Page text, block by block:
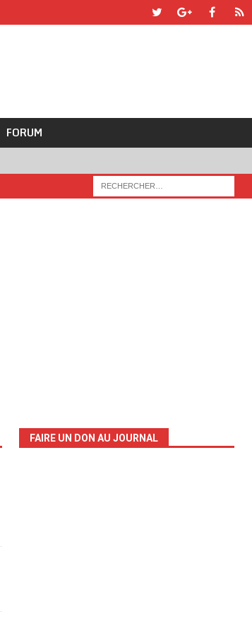
FORUM
FAIRE UN DON AU JOURNAL